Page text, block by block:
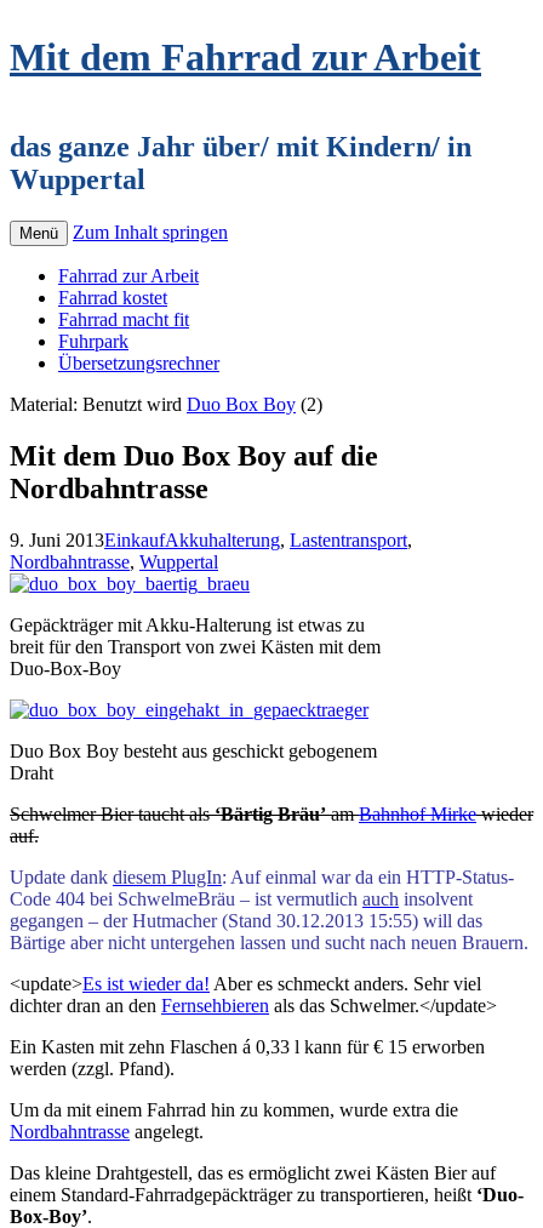
Mit dem Fahrrad zur Arbeit
das ganze Jahr über/ mit Kindern/ in
Wuppertal
Menü Zum Inhalt springen
Fahrrad zur Arbeit
Fahrrad kostet
Fahrrad macht fit
Fuhrpark
Übersetzungsrechner
Material: Benutzt wird Duo Box Boy (2)
Mit dem Duo Box Boy auf die
Nordbahntrasse
9. Juni 2013EinkaufAkkuhalterung, Lastentransport,
Nordbahntrasse, Wuppertal
Gepäckträger mit Akku-Halterung ist etwas zu
breit für den Transport von zwei Kästen mit dem
Duo-Box-Boy
Duo Box Boy besteht aus geschickt gebogenem
Draht
Schwelmer Bier taucht als‘Bärtig Bräu’amBahnhof Mirkewieder
auf.
Update dank diesem PlugIn: Auf einmal war da ein HTTP-Status-
Code 404 bei SchwelmeBräu – ist vermutlich auch insolvent
gegangen – der Hutmacher (Stand 30.12.2013 15:55) will das
Bärtige aber nicht untergehen lassen und sucht nach neuen Brauern.
<update>Es ist wieder da! Aber es schmeckt anders. Sehr viel
dichter dran an den Fernsehbieren als das Schwelmer.</update>
Ein Kasten mit zehn Flaschen á 0,33 l kann für € 15 erworben
werden (zzgl. Pfand).
Um da mit einem Fahrrad hin zu kommen, wurde extra die
Nordbahntrasse angelegt.
Das kleine Drahtgestell, das es ermöglicht zwei Kästen Bier auf
einem Standard-Fahrradgepäckträger zu transportieren, heißt ‘Duo-
Box-Boy’.